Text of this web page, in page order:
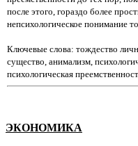
после этого, гораздо более
непсихологическое понимание
Ключевые слова: тождество
существо, анимализм,
психологическая
ЭКОНОМИКА